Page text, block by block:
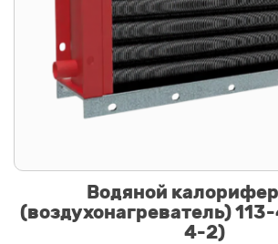
Водяной
(воздухонагреватель)
4-2)